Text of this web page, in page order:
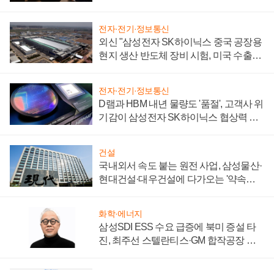
전자·전기·정보통신
외신 "삼성전자 SK하이닉스 중국 공장용
현지 생산 반도체 장비 시험, 미국 수출통
전자·전기·정보통신
D램과 HBM 내년 물량도 '품절', 고객사 위
기감이 삼성전자 SK하이닉스 협상력 더
건설
국내외서 속도 붙는 원전 사업, 삼성물산·
현대건설·대우건설에 다가오는 '약속의
화학·에너지
삼성SDI ESS 수요 급증에 북미 증설 타
진, 최주선 스텔란티스·GM 합작공장 건